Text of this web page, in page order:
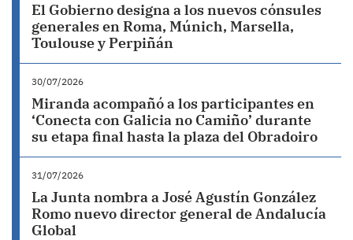
El Gobierno designa a los nuevos cónsules
generales en Roma, Múnich, Marsella,
Toulouse y Perpiñán
30/07/2026
Miranda acompañó a los participantes en
‘Conecta con Galicia no Camiño’ durante
su etapa final hasta la plaza del Obradoiro
31/07/2026
La Junta nombra a José Agustín González
Romo nuevo director general de Andalucía
Global